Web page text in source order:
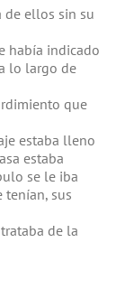
de ellos sin su
había indicado
lo largo de
que
estaba lleno
estaba
se le iba
sus
de la